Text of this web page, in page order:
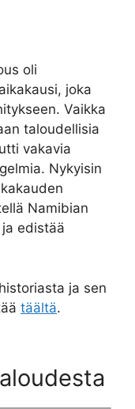
oli
joka
Vaikka
taloudellisia
vakavia
Nykyisin
Namibian
edistää
ja sen
täältä.